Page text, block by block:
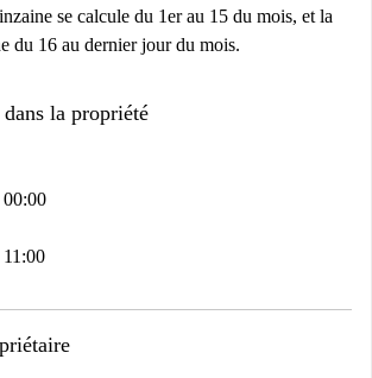
se calcule du 1er au 15 du mois, et la
du 16 au dernier jour du mois.
la propriété